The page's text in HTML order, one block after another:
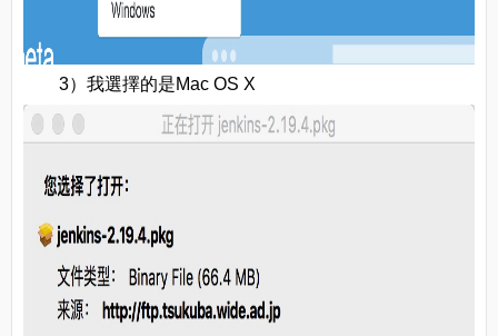
3）我選擇的是Mac OS X